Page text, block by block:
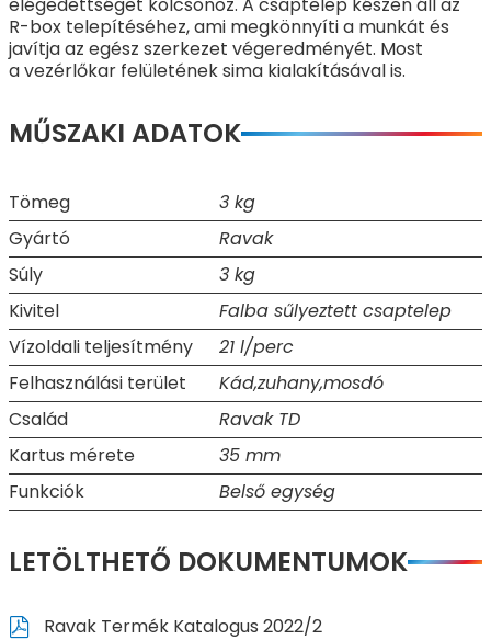
R-box telepítéséhez, ami megkönnyíti a munkát és
javítja az egész szerkezet végeredményét. Most
a vezérlőkar felületének sima kialakításával is.
MŰSZAKI ADATOK
Tömeg
3 kg
Gyártó
Ravak
Súly
3 kg
Kivitel
Falba sűlyeztett csaptelep
Vízoldali teljesítmény
21 l/perc
Felhasználási terület
Kád,zuhany,mosdó
Család
Ravak TD
Kartus mérete
35 mm
Funkciók
Belső egység
LETÖLTHETŐ DOKUMENTUMOK
Ravak Termék Katalogus 2022/2